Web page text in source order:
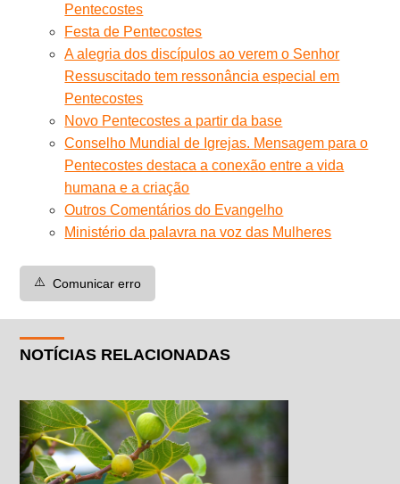
Pentecostes
Festa de Pentecostes
A alegria dos discípulos ao verem o Senhor
Ressuscitado tem ressonância especial em
Pentecostes
Novo Pentecostes a partir da base
Conselho Mundial de Igrejas. Mensagem para o
Pentecostes destaca a conexão entre a vida
humana e a criação
Outros Comentários do Evangelho
Ministério da palavra na voz das Mulheres
⚠️ Comunicar erro
NOTÍCIAS RELACIONADAS